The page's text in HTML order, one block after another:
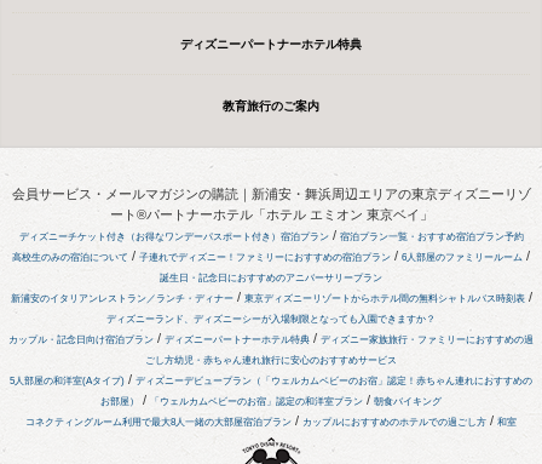
ディズニーパートナーホテル特典
教育旅行のご案内
会員サービス・メールマガジンの購読｜新浦安・舞浜周辺エリアの東京ディズニーリゾ
ート®パートナーホテル「ホテル エミオン 東京ベイ」
ディズニーチケット付き（お得なワンデーパスポート付き）宿泊プラン/ 宿泊プラン一覧・おすすめ宿泊プラン予約
高校生のみの宿泊について / 子連れでディズニー！ファミリーにおすすめの宿泊プラン / 6人部屋のファミリールーム /
誕生日・記念日におすすめのアニバーサリープラン
新浦安のイタリアンレストラン／ランチ・ディナー/ 東京ディズニーリゾートからホテル間の無料シャトルバス時刻表/
ディズニーランド、ディズニーシーが入場制限となっても入園できますか？
カップル・記念日向け宿泊プラン / ディズニーパートナーホテル特典 / ディズニー家族旅行・ファミリーにおすすめの過
ごし方幼児・赤ちゃん連れ旅行に安心のおすすめサービス
5人部屋の和洋室(Aタイプ) / ディズニーデビュープラン（「ウェルカムベビーのお宿」認定！赤ちゃん連れにおすすめの
お部屋）
/ 「ウェルカムベビーのお宿」認定の和洋室プラン / 朝食バイキング
コネクティングルーム利用で最大8人一緒の大部屋宿泊プラン / カップルにおすすめのホテルでの過ごし方 / 和室